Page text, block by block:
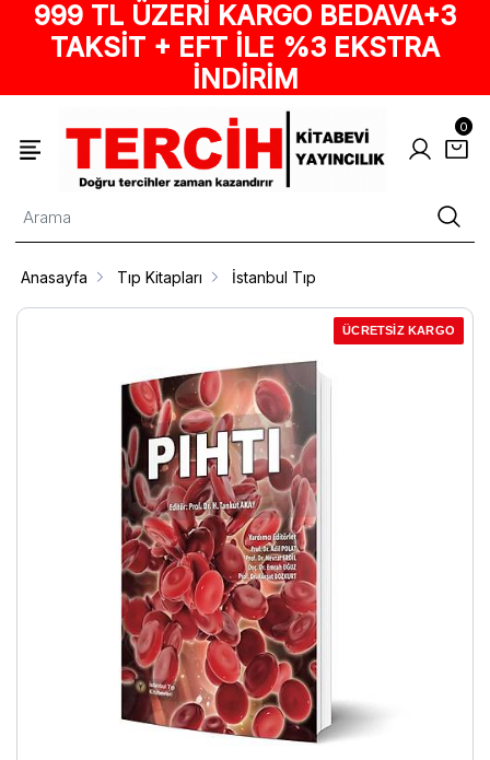
999 TL ÜZERİ KARGO BEDAVA+3
TAKSİT + EFT İLE %3 EKSTRA
İNDİRİM
0
Anasayfa Tıp Kitapları İstanbul Tıp
ÜCRETSİZ KARGO